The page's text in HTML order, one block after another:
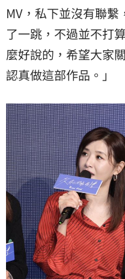
MV，私下並沒有聯
了一跳，不過並不打
麼好說的，希望大家
認真做這部作品。」